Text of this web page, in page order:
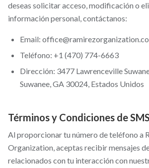
deseas solicitar acceso, modificación o
información personal, contáctanos:
Email:
Teléfono: +1 (470) 774-6663
Dirección: 3477 Lawrenceville
Suwanee, GA 30024, Estados Unidos
Términos y Condiciones de SMS
Al proporcionar tu número de teléfono a
Organization, aceptas recibir mensajes
relacionados con tu interacción con